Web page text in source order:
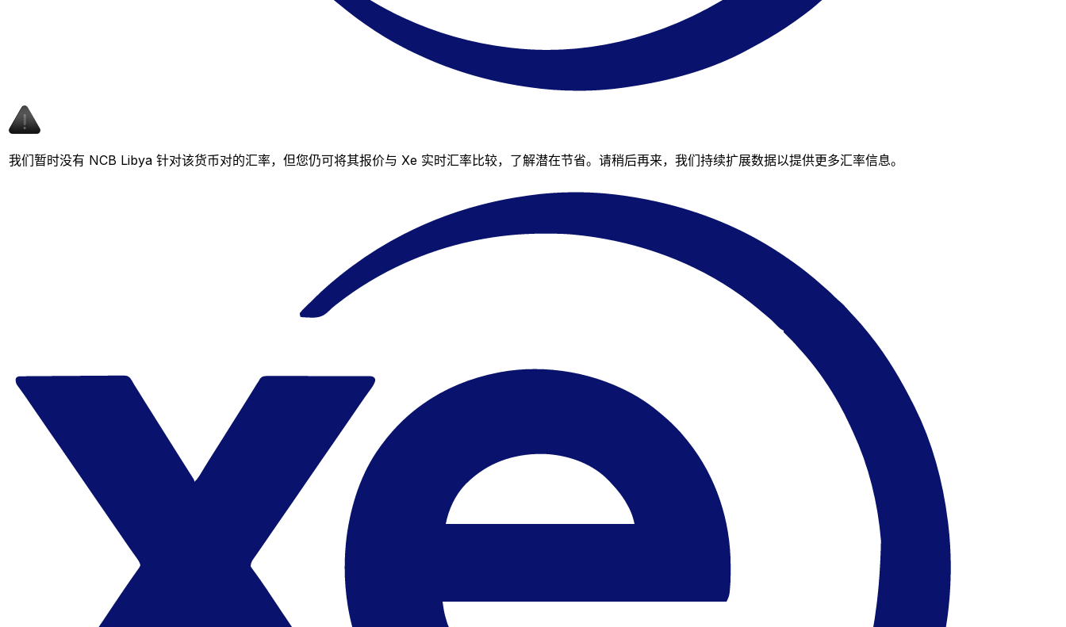
我们暂时没有 NCB Libya 针对该货币对的汇率，但您仍可将其报价与 Xe 实时汇率比较，了解潜在节省。请稍后再来，我们持续扩展数据以提供更多汇率信息。